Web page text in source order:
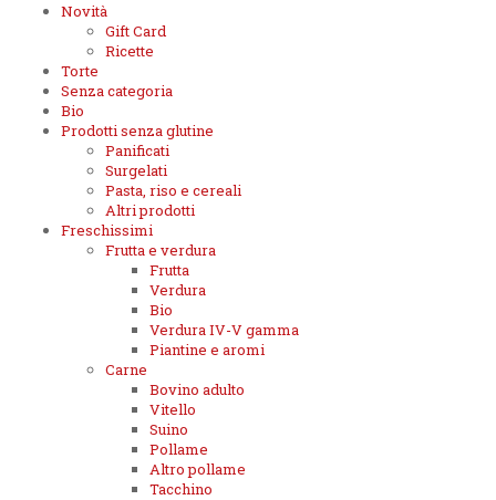
Novità
Gift Card
Ricette
Torte
Senza categoria
Bio
Prodotti senza glutine
Panificati
Surgelati
Pasta, riso e cereali
Altri prodotti
Freschissimi
Frutta e verdura
Frutta
Verdura
Bio
Verdura IV-V gamma
Piantine e aromi
Carne
Bovino adulto
Vitello
Suino
Pollame
Altro pollame
Tacchino